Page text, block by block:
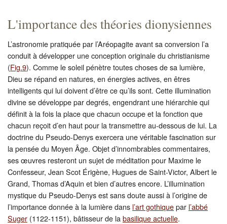
L'importance des théories dionysiennes
L’astronomie pratiquée par l’Aréopagite avant sa conversion l’a
conduit à développer une conception originale du christianisme
(Fig.9). Comme le soleil pénètre toutes choses de sa lumière,
Dieu se répand en natures, en énergies actives, en êtres
intelligents qui lui doivent d’être ce qu’ils sont. Cette illumination
divine se développe par degrés, engendrant une hiérarchie qui
définit à la fois la place que chacun occupe et la fonction que
chacun reçoit d’en haut pour la transmettre au-dessous de lui. La
doctrine du Pseudo-Denys exercera une véritable fascination sur
la pensée du Moyen Âge. Objet d’innombrables commentaires,
ses œuvres resteront un sujet de méditation pour Maxime le
Confesseur, Jean Scot Érigène, Hugues de Saint-Victor, Albert le
Grand, Thomas d’Aquin et bien d’autres encore. L’illumination
mystique du Pseudo-Denys est sans doute aussi à l’origine de
l’importance donnée à la lumière dans l’art gothiquepar l’abbé
Suger (1122-1151), bâtisseur de labasilique actuelle.